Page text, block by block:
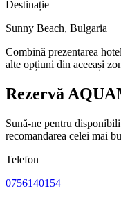
Destinație
Sunny Beach, Bulgaria
Combină prezentarea
alte opțiuni din aceeași
Rezervă
Sună-ne pentru
recomandarea celei mai
Telefon
0756140154